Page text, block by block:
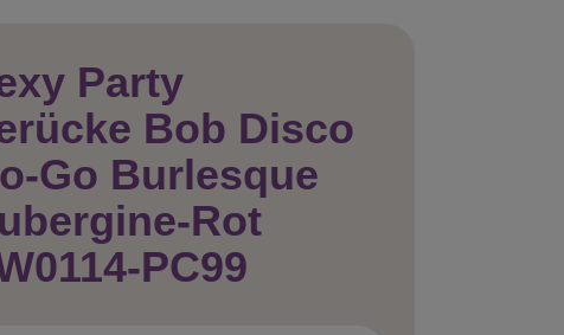
Party
Bob Disco
Go Burlesque
Rot
PC99